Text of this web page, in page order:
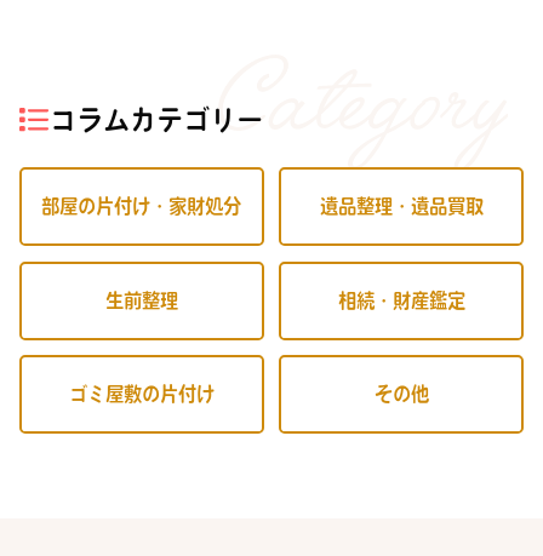
コラムカテゴリー
部屋の片付け・家財処分 遺品整理・遺品買取
生前整理 相続・財産鑑定
ゴミ屋敷の片付け その他